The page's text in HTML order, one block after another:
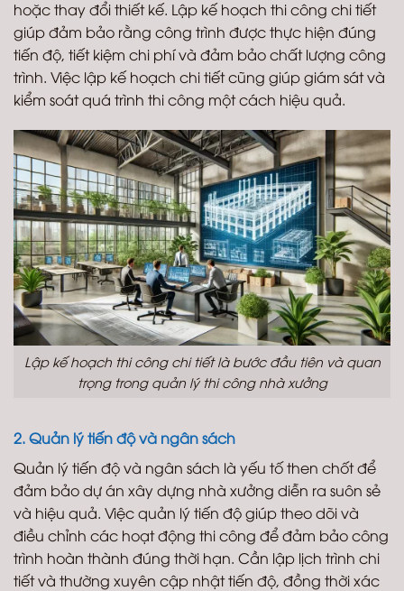
hoặc thay đổi thiết kế. Lập kế hoạch thi công chi tiết
giúp đảm bảo rằng công trình được thực hiện đúng
tiến độ, tiết kiệm chi phí và đảm bảo chất lượng công
trình. Việc lập kế hoạch chi tiết cũng giúp giám sát và
kiểm soát quá trình thi công một cách hiệu quả.
Lập kế hoạch thi công chi tiết là bước đầu tiên và quan
trọng trong quản lý thi công nhà xưởng
2. Quản lý tiến độ và ngân sách
Quản lý tiến độ và ngân sách là yếu tố then chốt để
đảm bảo dự án xây dựng nhà xưởng diễn ra suôn sẻ
và hiệu quả. Việc quản lý tiến độ giúp theo dõi và
điều chỉnh các hoạt động thi công để đảm bảo công
trình hoàn thành đúng thời hạn. Cần lập lịch trình chi
tiết và thường xuyên cập nhật tiến độ, đồng thời xác